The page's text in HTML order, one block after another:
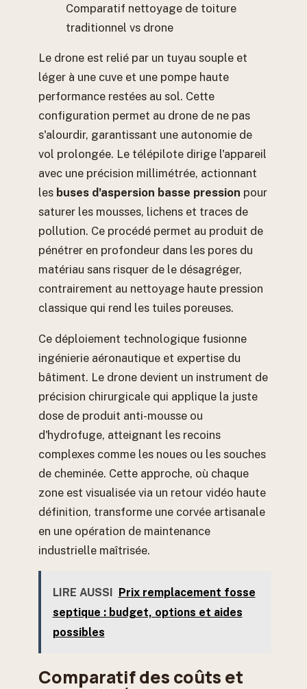
Comparatif nettoyage de toiture
traditionnel vs drone
Le drone est relié par un tuyau souple et
léger à une cuve et une pompe haute
performance restées au sol. Cette
configuration permet au drone de ne pas
s'alourdir, garantissant une autonomie de
vol prolongée. Le télépilote dirige l'appareil
avec une précision millimétrée, actionnant
les buses d'aspersion basse pression pour
saturer les mousses, lichens et traces de
pollution. Ce procédé permet au produit de
pénétrer en profondeur dans les pores du
matériau sans risquer de le désagréger,
contrairement au nettoyage haute pression
classique qui rend les tuiles poreuses.
Ce déploiement technologique fusionne
ingénierie aéronautique et expertise du
bâtiment. Le drone devient un instrument de
précision chirurgicale qui applique la juste
dose de produit anti-mousse ou
d'hydrofuge, atteignant les recoins
complexes comme les noues ou les souches
de cheminée. Cette approche, où chaque
zone est visualisée via un retour vidéo haute
définition, transforme une corvée artisanale
en une opération de maintenance
industrielle maîtrisée.
LIRE AUSSI Prix remplacement fosse
septique : budget, options et aides
possibles
Comparatif des coûts et